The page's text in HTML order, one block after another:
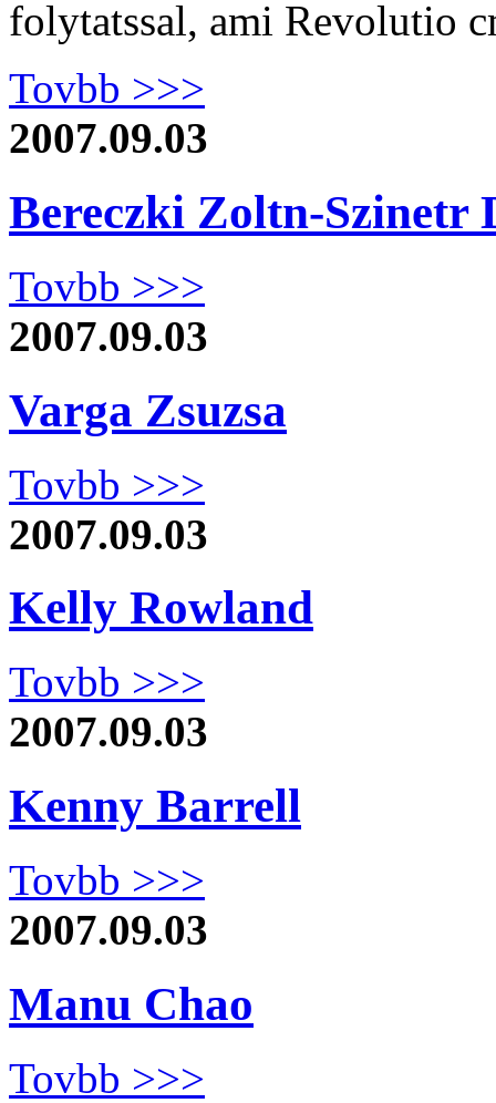
folytatssal, ami Revolutio
Tovbb >>>
2007.09.03
Bereczki Zoltn-Szinetr
Tovbb >>>
2007.09.03
Varga Zsuzsa
Tovbb >>>
2007.09.03
Kelly Rowland
Tovbb >>>
2007.09.03
Kenny Barrell
Tovbb >>>
2007.09.03
Manu Chao
Tovbb >>>